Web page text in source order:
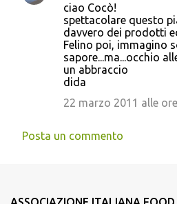
ciao Cocò!
spettacolare questo
davvero dei prodotti
Felino poi, immagino
sapore...ma...occhio
un abbraccio
dida
22 marzo 2011 alle
Posta un commento